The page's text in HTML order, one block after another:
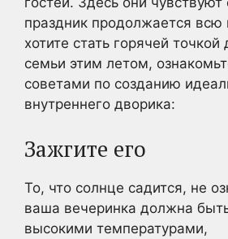
праздник продолжается всю
хотите стать горячей точкой
семьи этим летом,
советами по созданию
внутреннего дворика:
Зажгите его
То, что солнце садится, не
ваша вечеринка должна
высокими температурами,